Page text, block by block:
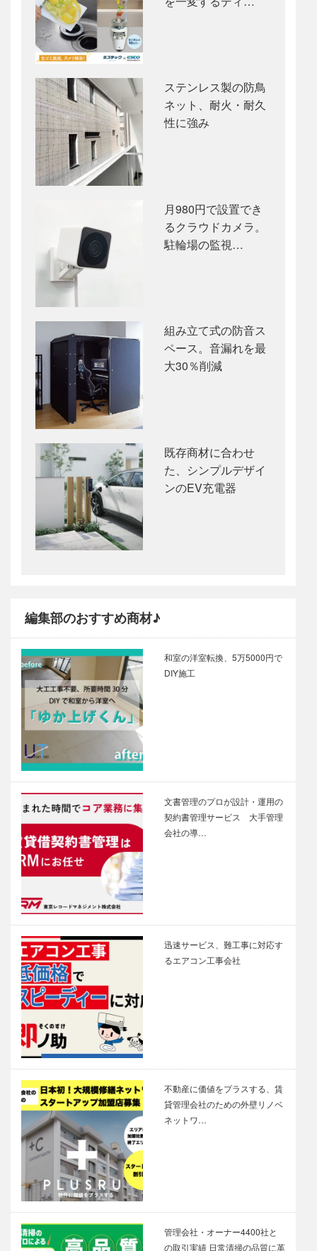
ステンレス製の防鳥
ネット、耐火・耐久
性に強み
月980円で設置でき
るクラウドカメラ。
駐輪場の監視…
組み立て式の防音ス
ペース。音漏れを最
大30％削減
既存商材に合わせ
た、シンプルデザイ
ンのEV充電器
編集部のおすすめ商材♪
和室の洋室転換、5万5000円で
DIY施工
文書管理のプロが設計・運用の
契約書管理サービス 大手管理
会社の導…
迅速サービス、難工事に対応す
るエアコン工事会社
不動産に価値をプラスする、賃
貸管理会社のための外壁リノベ
ネットワ…
管理会社・オーナー4400社と
の取引実績 日常清掃の品質に革